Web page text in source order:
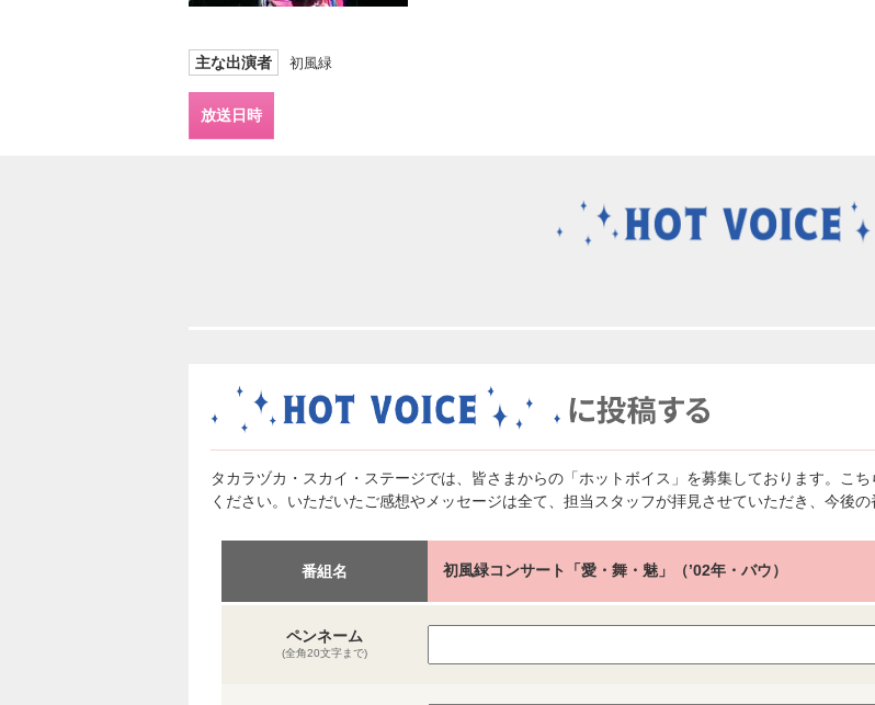
主な出演者 初風緑
放送日時
タカラヅカ・スカイ・ステージでは、皆さまからの「ホットボイス」を募集しております。こ
ください。いただいたご感想やメッセージは全て、担当スタッフが拝見させていただき、今後の
番組名 初風緑コンサート「愛・舞・魅」（’02年・バウ）
ペンネーム
(全角20文字まで)